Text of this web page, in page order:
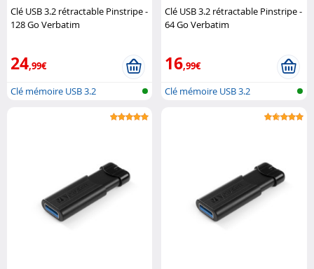
Clé USB 3.2 rétractable Pinstripe -
128 Go Verbatim
24,99€
Clé mémoire USB 3.2
Clé USB 3.2 rétractable Pinstripe -
64 Go Verbatim
16,99€
Clé mémoire USB 3.2